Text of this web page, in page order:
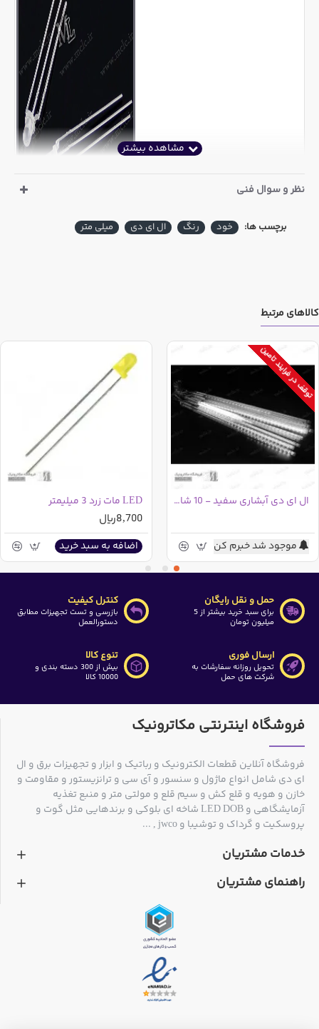
نظر و سوال فنی
برچسب ها: خود رنگ ال ای دی میلی متر
کالاهای مرتبط
توقف در فرایند تامین
ال ای دی آبشاری سفید - 10 شاخه
موجود شد خبرم کن
LED مات زرد 3 میلیمتر
8,700ریال
اضافه به سبد خرید
حمل و نقل رایگان
برای سبد خرید بیشتر از 5
میلیون تومان
کنترل کیفیت
بازرسی و تست تجهیزات مطابق
دستورالعمل
ارسال فوری
تحویل روزانه سفارشات به
شرکت های حمل
تنوع کالا
بیش از 300 دسته بندی و
10000 کالا
فروشگاه اینترنتی مکاترونیک
فروشگاه آنلاین قطعات الکترونیک و رباتیک و ابزار و تجهیزات برق و ال
ای دی شامل انواع ماژول و سنسور و آی سی و ترانزیستور و مقاومت و
خازن و هویه و قلع کش و سیم قلع و مولتی متر و منبع تغذیه
آزمایشگاهی و LED DOB شاخه ای بلوکی و برندهایی مثل گوت و
پروسکیت و گرداک و توشیبا و jwco , ...
خدمات مشتریان
راهنمای مشتریان